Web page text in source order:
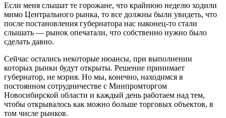
Если меня слышат те горожане, что крайнюю неделю ходили
мимо Центрального рынка, то все должны были увидеть, что
после постановления губернатора нас наконец-то стали
слышать — рынок опечатали, что собственно нужно было
сделать давно.
Сейчас остались некоторые нюансы, при выполнении
которых рынки будут открыты. Решение принимает
губернатор, не мэрия. Но мы, конечно, находимся в
постоянном сотрудничестве с Минпромторгом
Новосибирской области и каждый день работаем над тем,
чтобы открывалось как можно больше торговых объектов, в
том числе рынков.